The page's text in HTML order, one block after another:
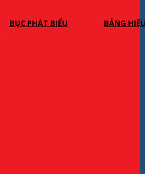
BỤC PHÁT BIỂU
BẢNG